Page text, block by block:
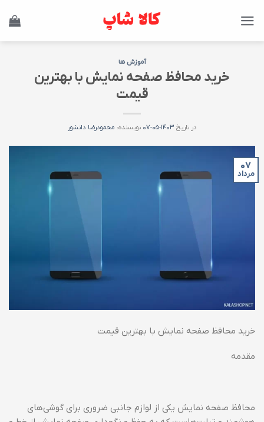
آموزش ها
خرید محافظ صفحه نمایش با بهترین
قیمت
در تاریخ ۱۴۰۳-۰۵-۰۷ نویسنده: محمودرضا دانشور
۰۷
مرداد
خرید محافظ صفحه نمایش با بهترین قیمت
مقدمه
محافظ صفحه نمایش یکی از لوازم جانبی ضروری برای گوشی‌های